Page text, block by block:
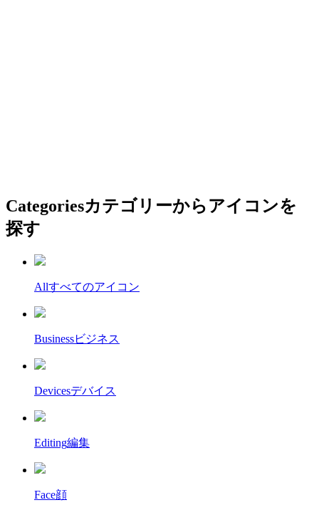
Categoriesカテゴリーからアイコンを
探す
Allすべてのアイコン
Businessビジネス
Devicesデバイス
Editing編集
Face顔